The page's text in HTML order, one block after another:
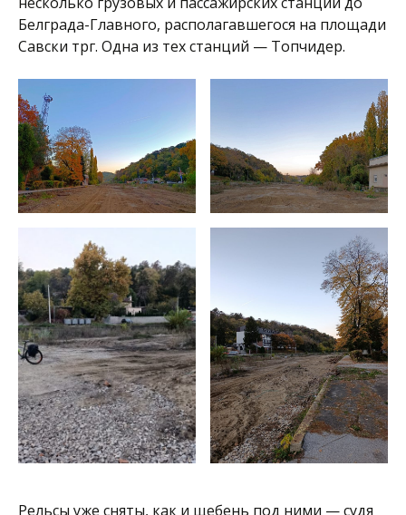
Белграда-Главного, располагавшегося на площади
Савски трг. Одна из тех станций — Топчидер.
Рельсы уже сняты, как и щебень под ними — судя